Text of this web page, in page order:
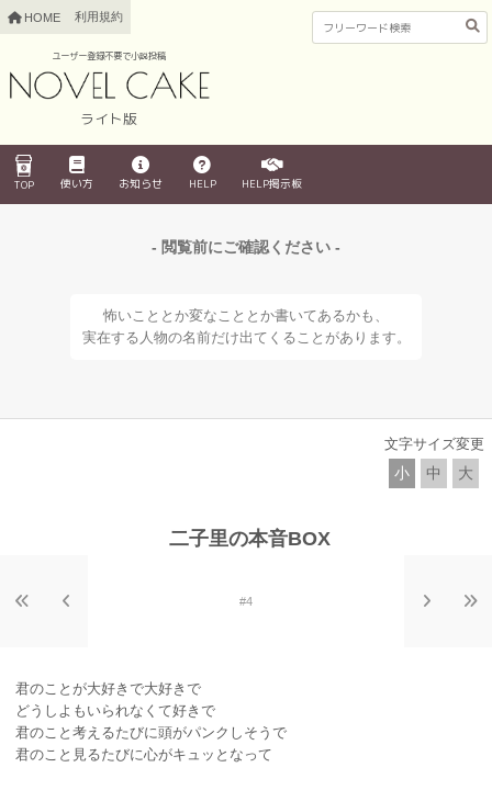
HOME 利用規約
ユーザー登録不要で小説投稿
ライト版
TOP 使い方 お知らせ HELP HELP掲示板
- 閲覧前にご確認ください -
怖いこととか変なこととか書いてあるかも、
実在する人物の名前だけ出てくることがあります。
文字サイズ変更
小 中 大
二子里の本音BOX
#4
君のことが大好きで大好きで
どうしよもいられなくて好きで
君のこと考えるたびに頭がパンクしそうで
君のこと見るたびに心がキュッとなって